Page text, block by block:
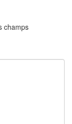
champs